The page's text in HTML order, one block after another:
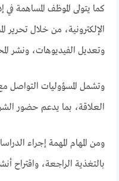
كما يتولى الموظف المساهمة
الإلكترونية، من خلال تحرير
وتعديل الفيديوهات، ونشر
وتشمل المسؤوليات التواصل
العلاقة، بما يدعم حضور
ومن المهام المهمة إجراء
بالتغذية الراجعة، واقتراح